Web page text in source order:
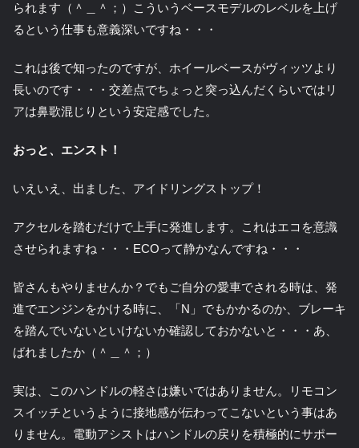
られます（＾＿＾；）こういうベースモデルのレベルを上げ
るという仕事も意義深いですね・・・
これは後で知ったのですが、ホイールベースがヴィッツより
長いのです・・・交差点でちょっと突っ込んだくらいではリ
アは鼻歌混じりという安定感でした。
おっと、エンスト！
いえいえ、出ました、アイドリングストップ！
アクセルを踏むだけで上手に発進します。これはエコを意識
させられますね・・・ECOって静かなんですね・・・
皆さんもやりませんか？でもご自分の愛車でされる時は、発
進でエンジンをかける時に、「N」でもかかるのか、ブレーキ
を踏んでいないといけないか確認しておかないと・・・あ、
ばれましたか（＾＿＾；）
実は、このハンドルの軽さは嫌いではありません。リモコン
スイッチというように接地感が伝わってこないという事はあ
りません。電動アシストはハンドルの戻りを積極的にサポー